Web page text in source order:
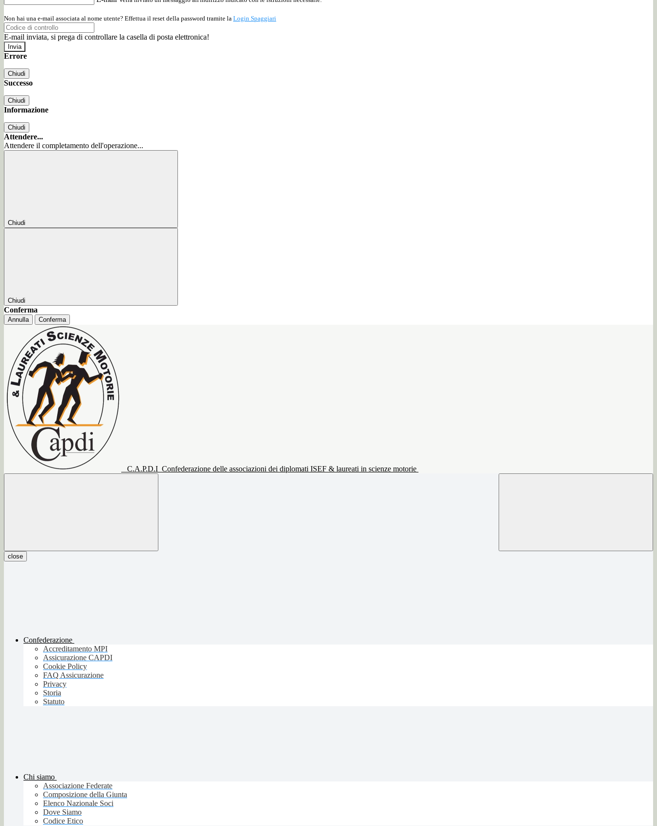
Non hai una e-mail associata al nome utente? Effettua il reset della password tramite la Login Spaggiari
E-mail inviata, si prega di controllare la casella di posta elettronica!
Errore
Chiudi
Successo
Chiudi
Informazione
Chiudi
Attendere...
Attendere il completamento dell'operazione...
Chiudi
Chiudi
Conferma
Annulla Conferma
C.A.P.D.I Confederazione delle associazioni dei diplomati ISEF & laureati in scienze motorie
close
Confederazione
Accreditamento MPI
Assicurazione CAPDI
Cookie Policy
FAQ Assicurazione
Privacy
Storia
Statuto
Chi siamo
Associazione Federate
Composizione della Giunta
Elenco Nazionale Soci
Dove Siamo
Codice Etico